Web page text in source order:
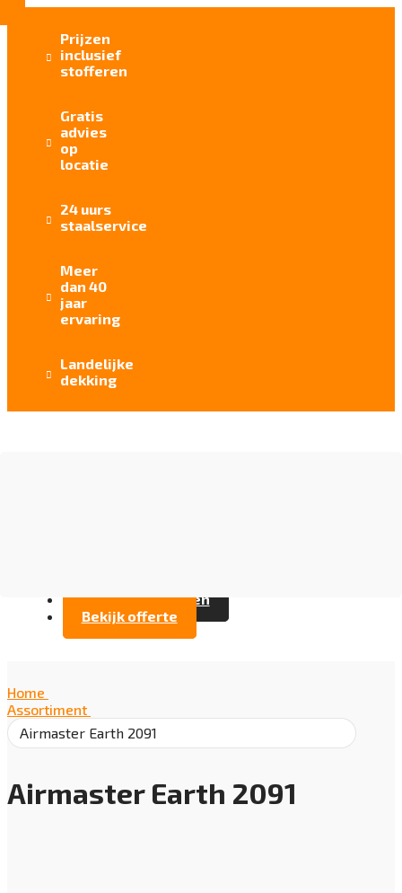

Prijzen
inclusief
stofferen

Gratis
advies
op
locatie

24 uurs
staalservice

Meer
dan 40
jaar
ervaring

Landelijke
dekking
Contact opnemen
Bekijk offerte
Home
Assortiment
Airmaster Earth 2091
Airmaster Earth 2091